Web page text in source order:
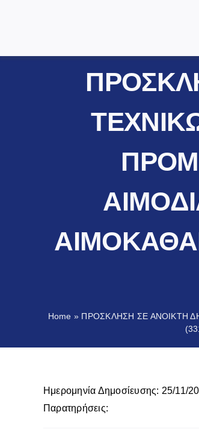
Home » ΠΡΟΣΚΛΗΣΗ ΣΕ ΑΝΟΙΚΤΗ
Ημερομηνία Δημοσίευσης: 25/11/
Παρατηρήσεις: